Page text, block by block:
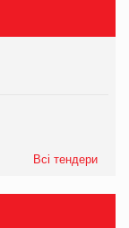
Всі тендери